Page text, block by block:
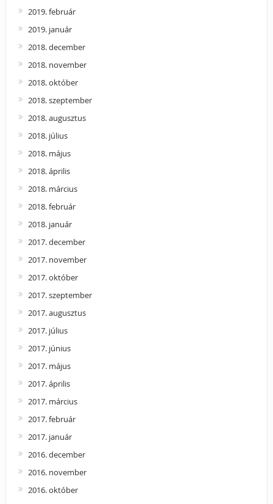
2019. február
2019. január
2018. december
2018. november
2018. október
2018. szeptember
2018. augusztus
2018. július
2018. május
2018. április
2018. március
2018. február
2018. január
2017. december
2017. november
2017. október
2017. szeptember
2017. augusztus
2017. július
2017. június
2017. május
2017. április
2017. március
2017. február
2017. január
2016. december
2016. november
2016. október